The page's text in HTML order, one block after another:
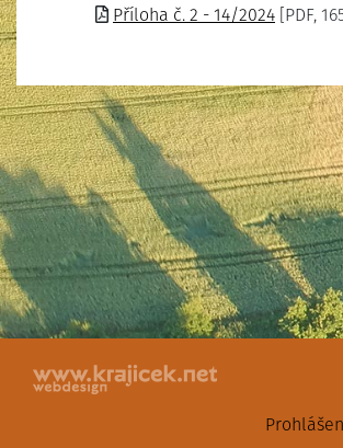
Příloha č. 2 - 14/2024 [PDF,